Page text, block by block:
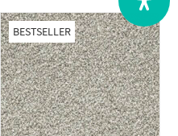
BESTSELLER